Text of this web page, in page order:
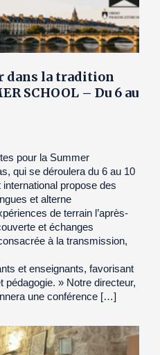
dans la tradition
SCHOOL – Du 6 au
pour la Summer
qui se déroulera du 6 au 10
propose des
et alterne
de terrain l’après-
et échanges
à la transmission,
et enseignants, favorisant
pédagogie. » Notre directeur,
une conférence […]